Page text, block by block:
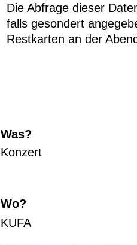
Die Abfrage dieser
falls gesondert
Restkarten an der
Was?
Konzert
Wo?
KUFA